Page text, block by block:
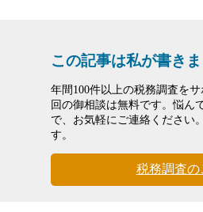
この記事は私が書き
年間100件以上の税務調査を
回の御相談は無料です。悩ん
で、お気軽にご連絡ください
す。
税務調査